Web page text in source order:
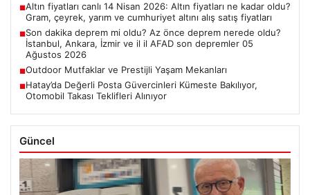
■Altın fiyatları canlı 14 Nisan 2026: Altın fiyatları ne kadar oldu?
Gram, çeyrek, yarım ve cumhuriyet altını alış satış fiyatları
■Son dakika deprem mi oldu? Az önce deprem nerede oldu?
İstanbul, Ankara, İzmir ve il il AFAD son depremler 05
Ağustos 2026
■Outdoor Mutfaklar ve Prestijli Yaşam Mekanları
■Hatay’da Değerli Posta Güvercinleri Kümeste Bakılıyor,
Otomobil Takası Teklifleri Alınıyor
Güncel